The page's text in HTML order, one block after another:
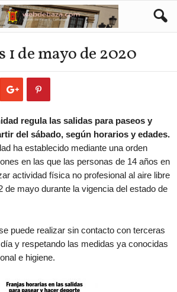
1 de mayo de 2020
regula las salidas para paseos y
del sábado, según horarios y edades.
ha establecido mediante una orden
en las que las personas de 14 años en
actividad física no profesional al aire libre
de mayo durante la vigencia del estado de
puede realizar sin contacto con terceras
y respetando las medidas ya conocidas
e higiene.